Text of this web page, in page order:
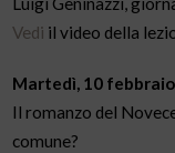
Vedi il video della
Martedì, 10
Il romanzo del
comune?